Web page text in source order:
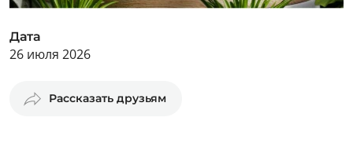
Дата
26 июля 2026
Рассказать друзьям